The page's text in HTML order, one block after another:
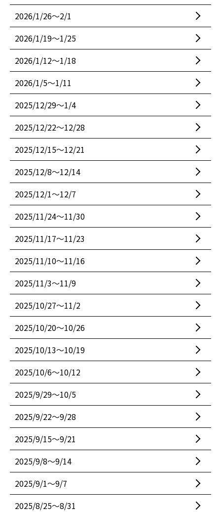
2026/1/26〜2/1
2026/1/19〜1/25
2026/1/12〜1/18
2026/1/5〜1/11
2025/12/29〜1/4
2025/12/22〜12/28
2025/12/15〜12/21
2025/12/8〜12/14
2025/12/1〜12/7
2025/11/24〜11/30
2025/11/17〜11/23
2025/11/10〜11/16
2025/11/3〜11/9
2025/10/27〜11/2
2025/10/20〜10/26
2025/10/13〜10/19
2025/10/6〜10/12
2025/9/29〜10/5
2025/9/22〜9/28
2025/9/15〜9/21
2025/9/8〜9/14
2025/9/1〜9/7
2025/8/25〜8/31